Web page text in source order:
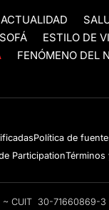
ACTUALIDAD
ESTILO DE
FENÓMENO DEL
Política de
ParticipationTérminos
~ CUIT 30-71660869-3